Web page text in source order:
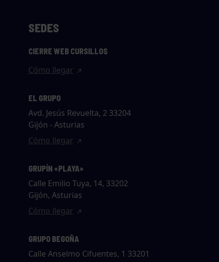
SEDES
CIERRE WEB CURSILLOS
Cómo llegar
EL GRUPO
Avd. Jesús Revuelta, 2 33204
Gijón - Asturias
Cómo llegar
GRUPÍN «PLAYA»
Calle Emilio Tuya, 14, 33202
Gijón, Asturias
Cómo llegar
GRUPO BEGOÑA
Calle Anselmo Cifuentes, 1 33201